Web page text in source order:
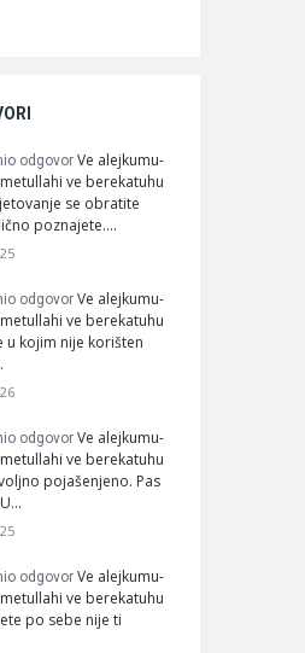
odgovor Ve alejkumu-
ve berekatuhu
se obratite
poznajete.…
odgovor Ve alejkumu-
ve berekatuhu
u kojim nije korišten
odgovor Ve alejkumu-
ve berekatuhu
pojašenjeno. Pas
odgovor Ve alejkumu-
ve berekatuhu
po sebe nije ti